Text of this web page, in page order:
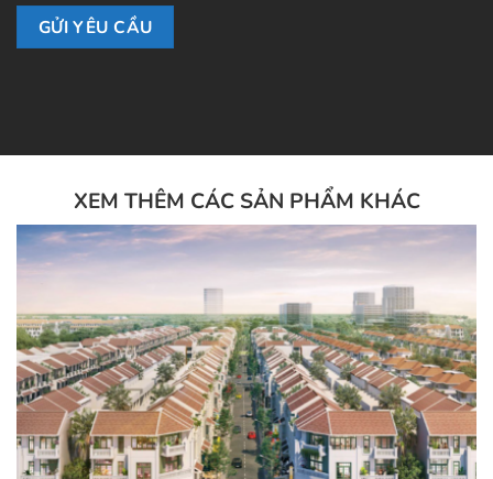
XEM THÊM CÁC SẢN PHẨM KHÁC